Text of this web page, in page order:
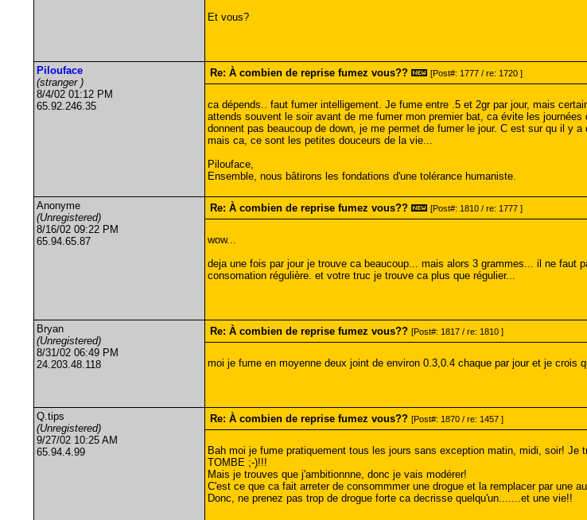
Et vous?
Pilouface
(stranger )
8/4/02 01:12 PM
65.92.246.35
Re: À combien de reprise fumez vous?? [Post#: 1777 / re: 1720 ]
ca dépends.. faut fumer intelligement. Je fume entre .5 et 2gr par jour, mais
attends souvent le soir avant de me fumer mon premier bat, ca évite les
donnent pas beaucoup de down, je me permet de fumer le jour. C est sur qu il y
mais ca, ce sont les petites douceurs de la vie...
Pilouface,
Ensemble, nous bâtirons les fondations d'une tolérance humaniste.
Anonyme
(Unregistered)
8/16/02 09:22 PM
65.94.65.87
Re: À combien de reprise fumez vous?? [Post#: 1810 / re: 1777 ]
wow...
deja une fois par jour je trouve ca beaucoup... mais alors 3 grammes... il ne
consomation régulière. et votre truc je trouve ca plus que régulier...
Bryan
(Unregistered)
8/31/02 06:49 PM
24.203.48.118
Re: À combien de reprise fumez vous?? [Post#: 1817 / re: 1810 ]
moi je fume en moyenne deux joint de environ 0.3,0.4 chaque par jour et je
Q.tips
(Unregistered)
9/27/02 10:25 AM
65.94.4.99
Re: À combien de reprise fumez vous?? [Post#: 1870 / re: 1457 ]
Bah moi je fume pratiquement tous les jours sans exception matin, midi, soir!
TOMBE ;-)!!!
Mais je trouves que j'ambitionnne, donc je vais modérer!
C'est ce que ca fait arreter de consommmer une drogue et la remplacer par une
Donc, ne prenez pas trop de drogue forte ca decrisse quelqu'un.......et une vie!!